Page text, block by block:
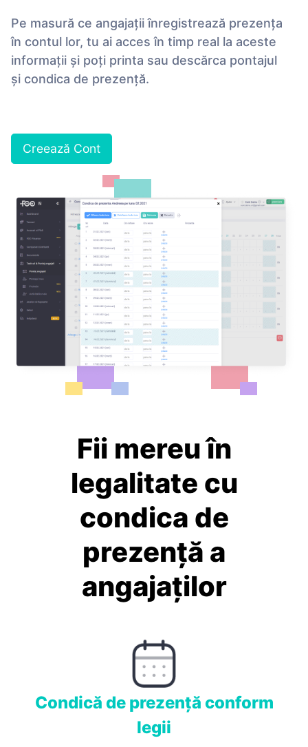
Pe masură ce angajaţii înregistrează prezenţa
în contul lor, tu ai acces în timp real la aceste
informaţii și poţi printa sau descărca pontajul
și condica de prezenţă.
Creează Cont
Fii mereu în
legalitate cu
condica de
prezenţă a
angajaţilor
Condică de prezenţă conform
legii